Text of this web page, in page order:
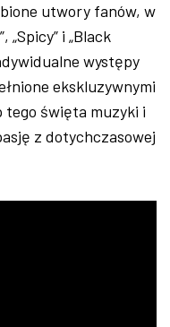
utwory fanów, w
„Spicy” i „Black
występy
ekskluzywnymi
tego święta muzyki i
z dotychczasowej